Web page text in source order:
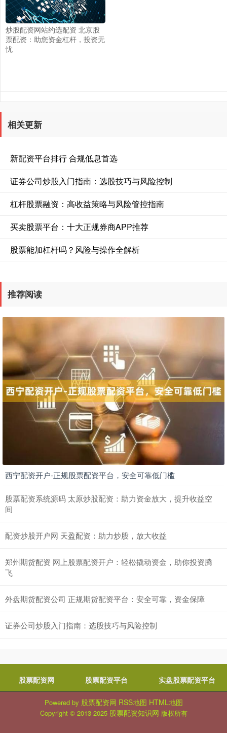
炒股配资网站约选配资 北京股
票配资：助您资金杠杆，投资无
忧
相关更新
新配资平台排行 合规低息首选
证券公司炒股入门指南：选股技巧与风险控制
杠杆股票融资：高收益策略与风险管控指南
买卖股票平台：十大正规券商APP推荐
股票能加杠杆吗？风险与操作全解析
推荐阅读
西宁配资开户-正规股票配资平台，安全可靠低门槛
股票配资系统源码 太原炒股配资：助力资金放大，提升收益空
间
配资炒股开户网 天盈配资：助力炒股，放大收益
郑州期货配资 网上股票配资开户：轻松撬动资金，助你投资腾
飞
外盘期货配资公司 正规期货配资平台：安全可靠，资金保障
证券公司炒股入门指南：选股技巧与风险控制
股票配资网 股票配资平台 实盘股票配资平台
Powered by 股票配资网 RSS地图 HTML地图
Copyright © 2013-2025 股票配资知识网 版权所有